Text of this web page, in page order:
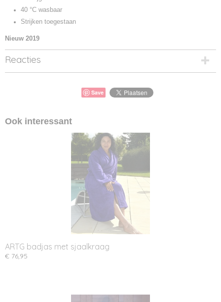
40 °C wasbaar
Strijken toegestaan
Nieuw 2019
Reacties
Save
Ook interessant
ARTG badjas met sjaalkraag
€ 76,95